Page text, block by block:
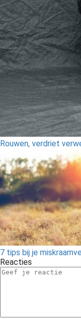
Rouwen, verdriet
7 tips bij je
Reacties